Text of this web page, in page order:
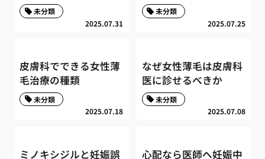
2025.07.31
未分類
2025.07.25
未分類
皮膚科でできる女性薄
毛治療の種類
2025.07.18
未分類
なぜ女性薄毛は皮膚科
医に診せるべきか
2025.07.08
未分類
ミノキシジルと妊娠誤
心配なら医師へ妊娠中